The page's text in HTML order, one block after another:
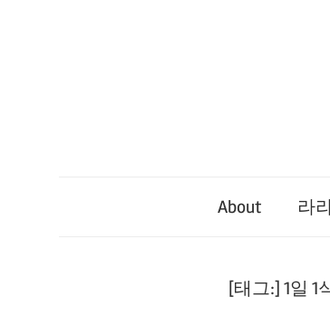
About 라
[태그:] 1일 1